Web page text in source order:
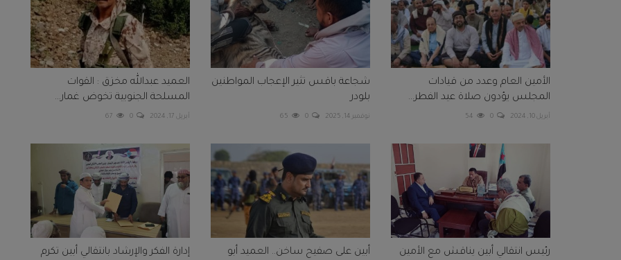
الأمين العام وعدد من قيادات
المجلس يؤدون صلاة عيد الفطر...
أبريل 10, 2024 0
54
شجاعة باقس تثير الإعجاب المواطنين
بلودر
نوفمبر 14, 2025 0
65
العميد عبدالله مخزق : القوات
المسلحة الجنوبية تخوض غمار...
أبريل 17, 2024 0
67
رئيس انتقالي أبين يناقش مع الأمين
أبين على صفيح ساخن.. العميد أبو
إدارة الفكر والإرشاد بانتقالي أبين تكرم